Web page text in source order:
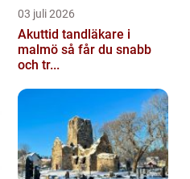
03 juli 2026
Akuttid tandläkare i
malmö så får du snabb
och tr...